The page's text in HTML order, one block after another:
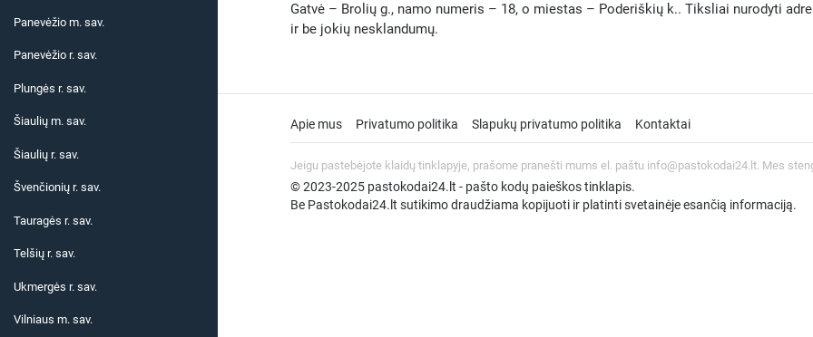
Panevėžio m. sav.
Panevėžio r. sav.
Plungės r. sav.
Šiaulių m. sav.
Šiaulių r. sav.
Švenčionių r. sav.
Tauragės r. sav.
Telšių r. sav.
Ukmergės r. sav.
Vilniaus m. sav.
Gatvė – Brolių g., namo numeris – 18, o miestas – Poderiškių k.. Tiksliai nurodyti
ir be jokių nesklandumų.
Apie mus Privatumo politika Slapukų privatumo politika Kontaktai
Jeigu pastebėjote klaidų tinklapyje, prašome pranešti mums el. paštu info@pastokodai24.lt. Mes
© 2023-2025 pastokodai24.lt - pašto kodų paieškos tinklapis.
Be Pastokodai24.lt sutikimo draudžiama kopijuoti ir platinti svetainėje esančią informaciją.